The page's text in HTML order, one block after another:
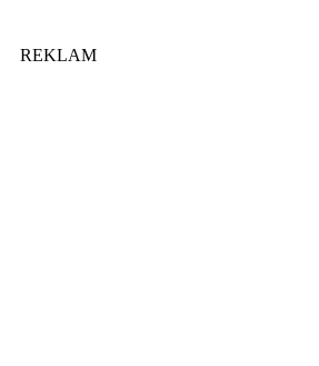
REKLAM